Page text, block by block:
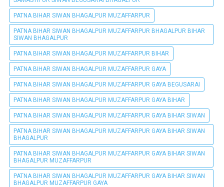
PATNA BIHAR SIWAN BHAGALPUR MUZAFFARPUR
PATNA BIHAR SIWAN BHAGALPUR MUZAFFARPUR BHAGALPUR BIHAR
SIWAN BHAGALPUR
PATNA BIHAR SIWAN BHAGALPUR MUZAFFARPUR BIHAR
PATNA BIHAR SIWAN BHAGALPUR MUZAFFARPUR GAYA
PATNA BIHAR SIWAN BHAGALPUR MUZAFFARPUR GAYA BEGUSARAI
PATNA BIHAR SIWAN BHAGALPUR MUZAFFARPUR GAYA BIHAR
PATNA BIHAR SIWAN BHAGALPUR MUZAFFARPUR GAYA BIHAR SIWAN
PATNA BIHAR SIWAN BHAGALPUR MUZAFFARPUR GAYA BIHAR SIWAN
BHAGALPUR
PATNA BIHAR SIWAN BHAGALPUR MUZAFFARPUR GAYA BIHAR SIWAN
BHAGALPUR MUZAFFARPUR
PATNA BIHAR SIWAN BHAGALPUR MUZAFFARPUR GAYA BIHAR SIWAN
BHAGALPUR MUZAFFARPUR GAYA